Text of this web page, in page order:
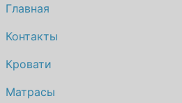
Главная
Контакты
Кровати
Матрасы